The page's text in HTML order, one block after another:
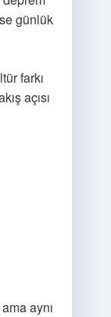
günlük
farkı
açısı
aynı